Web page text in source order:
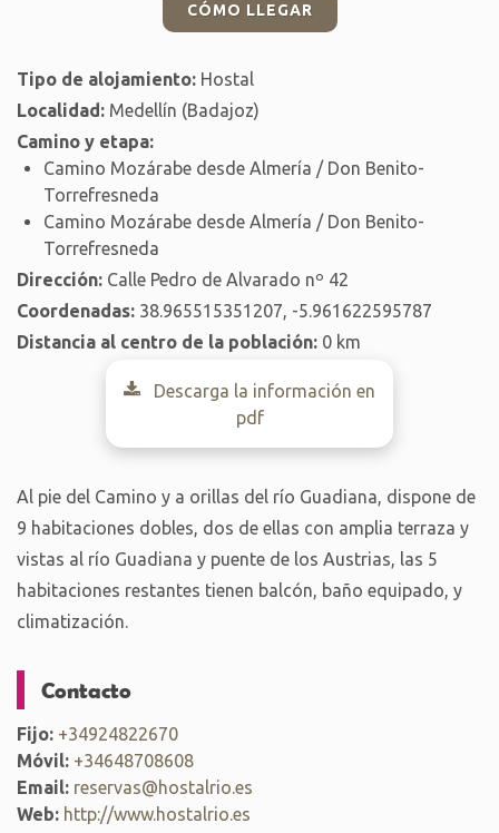
CÓMO LLEGAR
Tipo de alojamiento: Hostal
Localidad: Medellín (Badajoz)
Camino y etapa:
Camino Mozárabe desde Almería / Don Benito-
Torrefresneda
Camino Mozárabe desde Almería / Don Benito-
Torrefresneda
Dirección: Calle Pedro de Alvarado nº 42
Coordenadas: 38.965515351207, -5.961622595787
Distancia al centro de la población: 0 km
Descarga la información en
pdf
Al pie del Camino y a orillas del río Guadiana, dispone de
9 habitaciones dobles, dos de ellas con amplia terraza y
vistas al río Guadiana y puente de los Austrias, las 5
habitaciones restantes tienen balcón, baño equipado, y
climatización.
Contacto
Fijo: +34924822670
Móvil: +34648708608
Email: reservas@hostalrio.es
Web: http://www.hostalrio.es